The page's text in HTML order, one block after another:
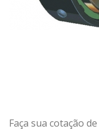
Faça sua cotação de